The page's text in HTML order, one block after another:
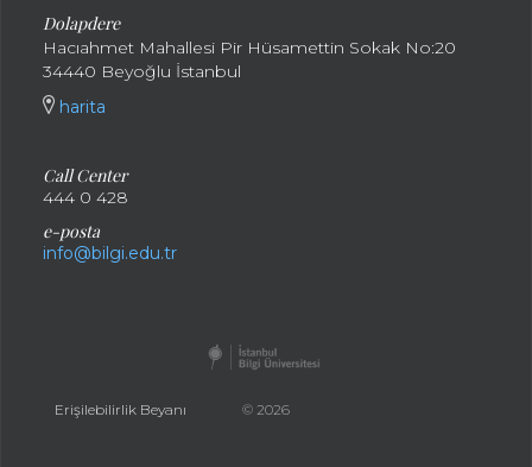
Dolapdere
Hacıahmet Mahallesi Pir Hüsamettin Sokak No:20
34440 Beyoğlu İstanbul
harita
Call Center
444 0 428
e-posta
info@bilgi.edu.tr
Erişilebilirlik Beyanı © 2026